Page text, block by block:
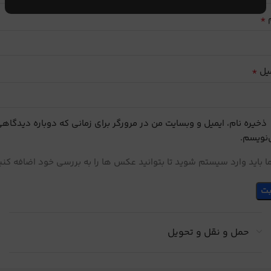
*
*
ذخیره نام، ایمیل و وبسایت من در مرورگر برای زمانی که دوباره
باید وارد سیستم شوید تا بتوانید عکس ها را به بررسی خود اضافه
حمل و نقل و تحویل